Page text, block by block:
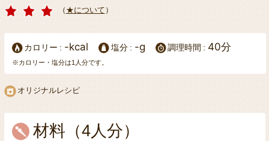
（ ★について ）
カロリー -kcal 塩分 -g 調理時間 40分
※カロリー・塩分は1人分です。
オリジナルレシピ
材料（4人分）